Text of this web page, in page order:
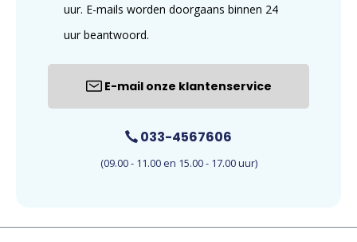
uur. E-mails worden doorgaans binnen 24
uur beantwoord.
E-mail onze klantenservice
033-4567606
(09.00 - 11.00 en 15.00 - 17.00 uur)